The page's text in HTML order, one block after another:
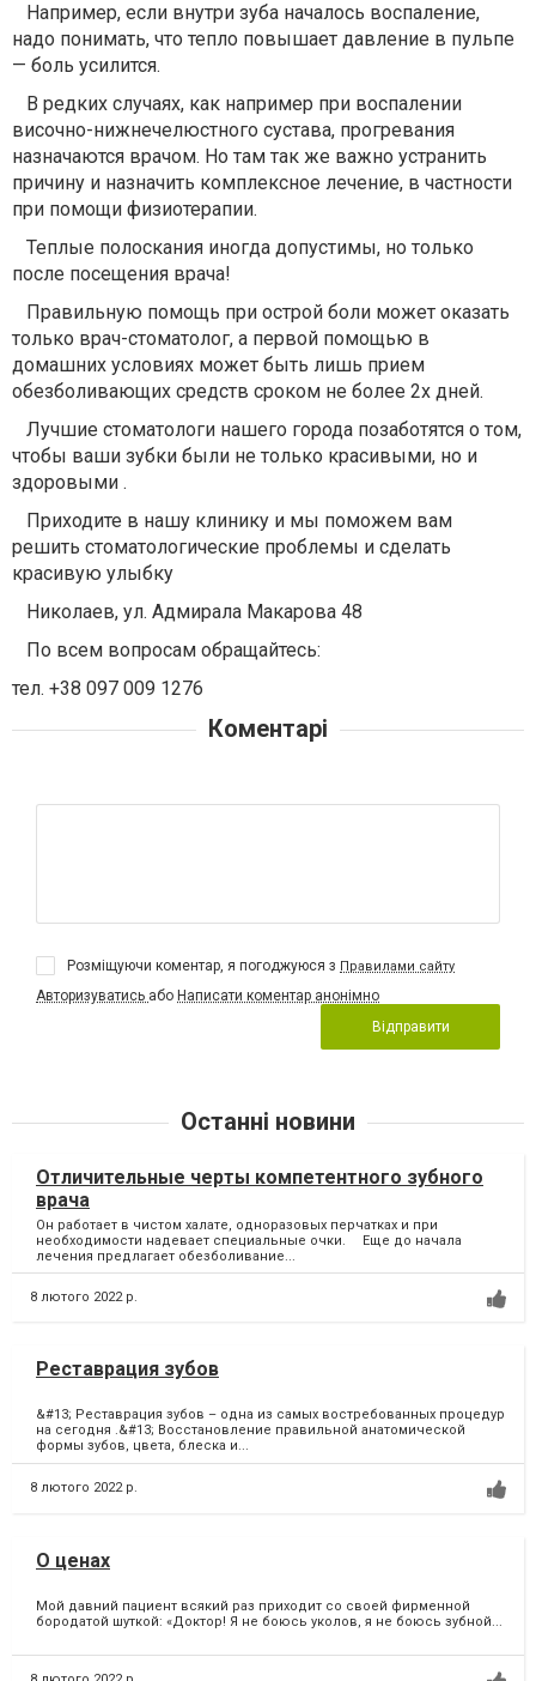
⠀Например, если внутри зуба началось воспаление,
надо понимать, что тепло повышает давление в пульпе
— боль усилится.
⠀В редких случаях, как например при воспалении
височно-нижнечелюстного сустава, прогревания
назначаются врачом. Но там так же важно устранить
причину и назначить комплексное лечение, в частности
при помощи физиотерапии.
⠀Теплые полоскания иногда допустимы, но только
после посещения врача!
⠀Правильную помощь при острой боли может оказать
только врач-стоматолог, а первой помощью в
домашних условиях может быть лишь прием
обезболивающих средств сроком не более 2х дней.
⠀Лучшие стоматологи нашего города позаботятся о том,
чтобы ваши зубки были не только красивыми, но и
здоровыми .
⠀Приходите в нашу клинику и мы поможем вам
решить стоматологические проблемы и сделать
красивую улыбку
⠀Николаев, ул. Адмирала Макарова 48
⠀По всем вопросам обращайтесь:
тел. +38 097 009 1276
Коментарі
Розміщуючи коментар, я погоджуюся з Правилами сайту
Авторизуватись або Написати коментар анонімно
Відправити
Останні новини
Отличительные черты компетентного зубного
врача
Он работает в чистом халате, одноразовых перчатках и при
необходимости надевает специальные очки. ⠀ Еще до начала
лечения предлагает обезболивание...
8 лютого 2022 р.
Реставрация зубов
&#13; Реставрация зубов – одна из самых востребованных процедур
на сегодня .&#13; Восстановление правильной анатомической
формы зубов, цвета, блеска и...
8 лютого 2022 р.
О ценах
Мой давний пациент всякий раз приходит со своей фирменной
бородатой шуткой: «Доктор! Я не боюсь уколов, я не боюсь зубной...